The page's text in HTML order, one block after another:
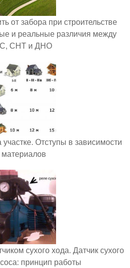
от забора при строительстве
и реальные различия между
СНТ и ДНО
Отступы в зависимости
материалов
сухого хода. Датчик сухого
принцип работы